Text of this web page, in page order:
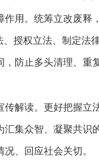
用。 统筹立改废释
授权立法、制定
防止多头清理、
解读。 更好把握立
汇集众智、凝聚共
、回应社会关切。